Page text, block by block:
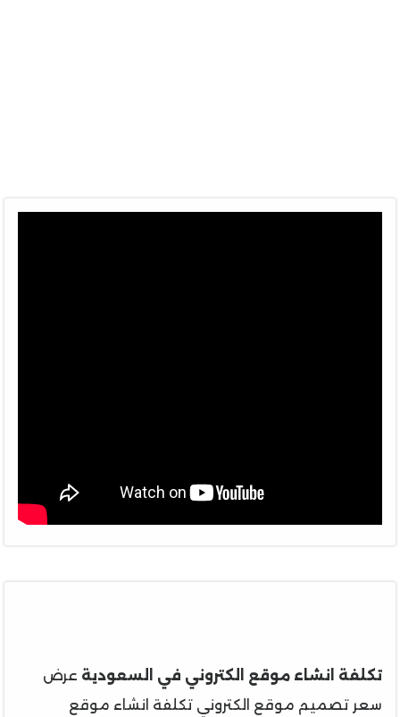
تكلفة انشاء موقع الكتروني في السعودية عرض
سعر تصميم موقع الكتروني تكلفة انشاء موقع